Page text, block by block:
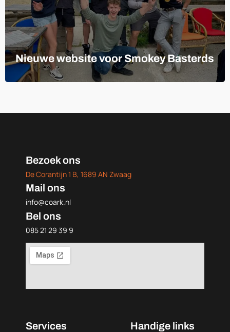
Nieuwe website voor Smokey Basterds
Bezoek ons
De Corantijn 1 B, 1689 AN Zwaag
Mail ons
info@coark.nl
Bel ons
085 21 29 39 9
Services Handige links